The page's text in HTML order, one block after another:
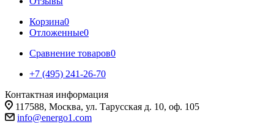
Корзина0
Отложенные0
Сравнение товаров0
+7 (495) 241-26-70
Контактная информация
117588, Москва, ул. Тарусская д. 10, оф. 105
info@energo1.com